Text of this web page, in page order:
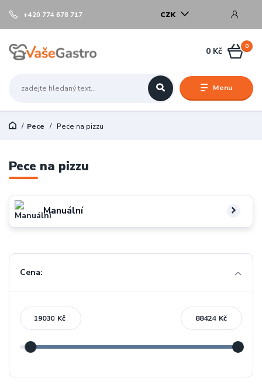
Menu
CZK
+420 774 678 717
0
0 Kč
Pece Pece na pizzu
Pece na pizzu
Manuální
Cena:
Kč Kč